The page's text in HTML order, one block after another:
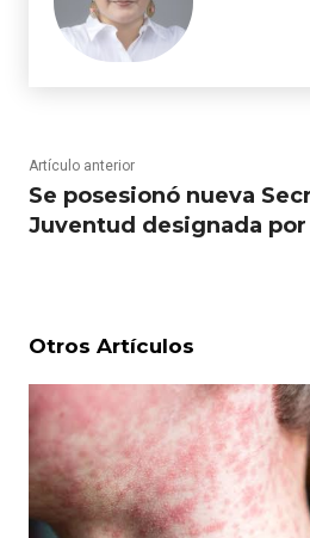
Artículo anterior
Se posesionó nueva
Juventud designada
Otros Artículos